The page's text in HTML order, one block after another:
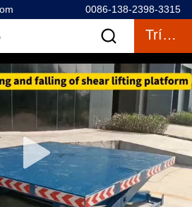
0086-138-2398-3315
Trích Dẫn